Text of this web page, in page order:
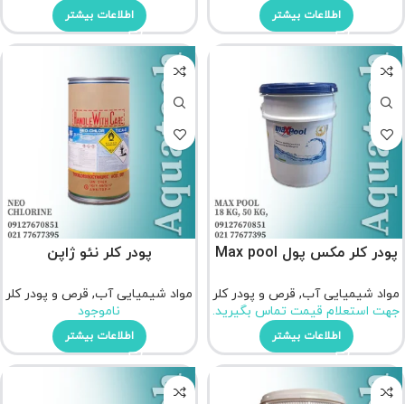
اطلاعات بیشتر اطلاعات بیشتر
پودر کلر مکس پول Max pool
مواد شیمیایی آب, قرص و پودر کلر
جهت استعلام قیمت تماس بگیرید.
اطلاعات بیشتر
پودر کلر نئو ژاپن
مواد شیمیایی آب, قرص و پودر کلر
ناموجود
اطلاعات بیشتر